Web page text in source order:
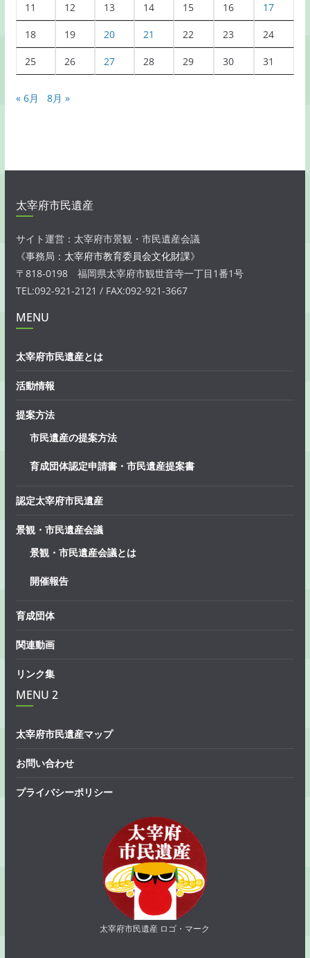
11 12 13 14 15 16 17
18 19 20 21 22 23 24
25 26 27 28 29 30 31
« 6月 8月 »
太宰府市民遺産
サイト運営：太宰府市景観・市民遺産会議
《事務局： 太宰府市教育委員会文化財課》
〒818-0198 福岡県太宰府市観世音寺一丁目1番1号
TEL:092-921-2121 / FAX:092-921-3667
MENU
太宰府市民遺産とは
活動情報
提案方法
市民遺産の提案方法
育成団体認定申請書・市民遺産提案書
認定太宰府市民遺産
景観・市民遺産会議
景観・市民遺産会議とは
開催報告
育成団体
関連動画
リンク集
MENU 2
太宰府市民遺産マップ
お問い合わせ
プライバシーポリシー
太宰府市民遺産 ロゴ・マーク